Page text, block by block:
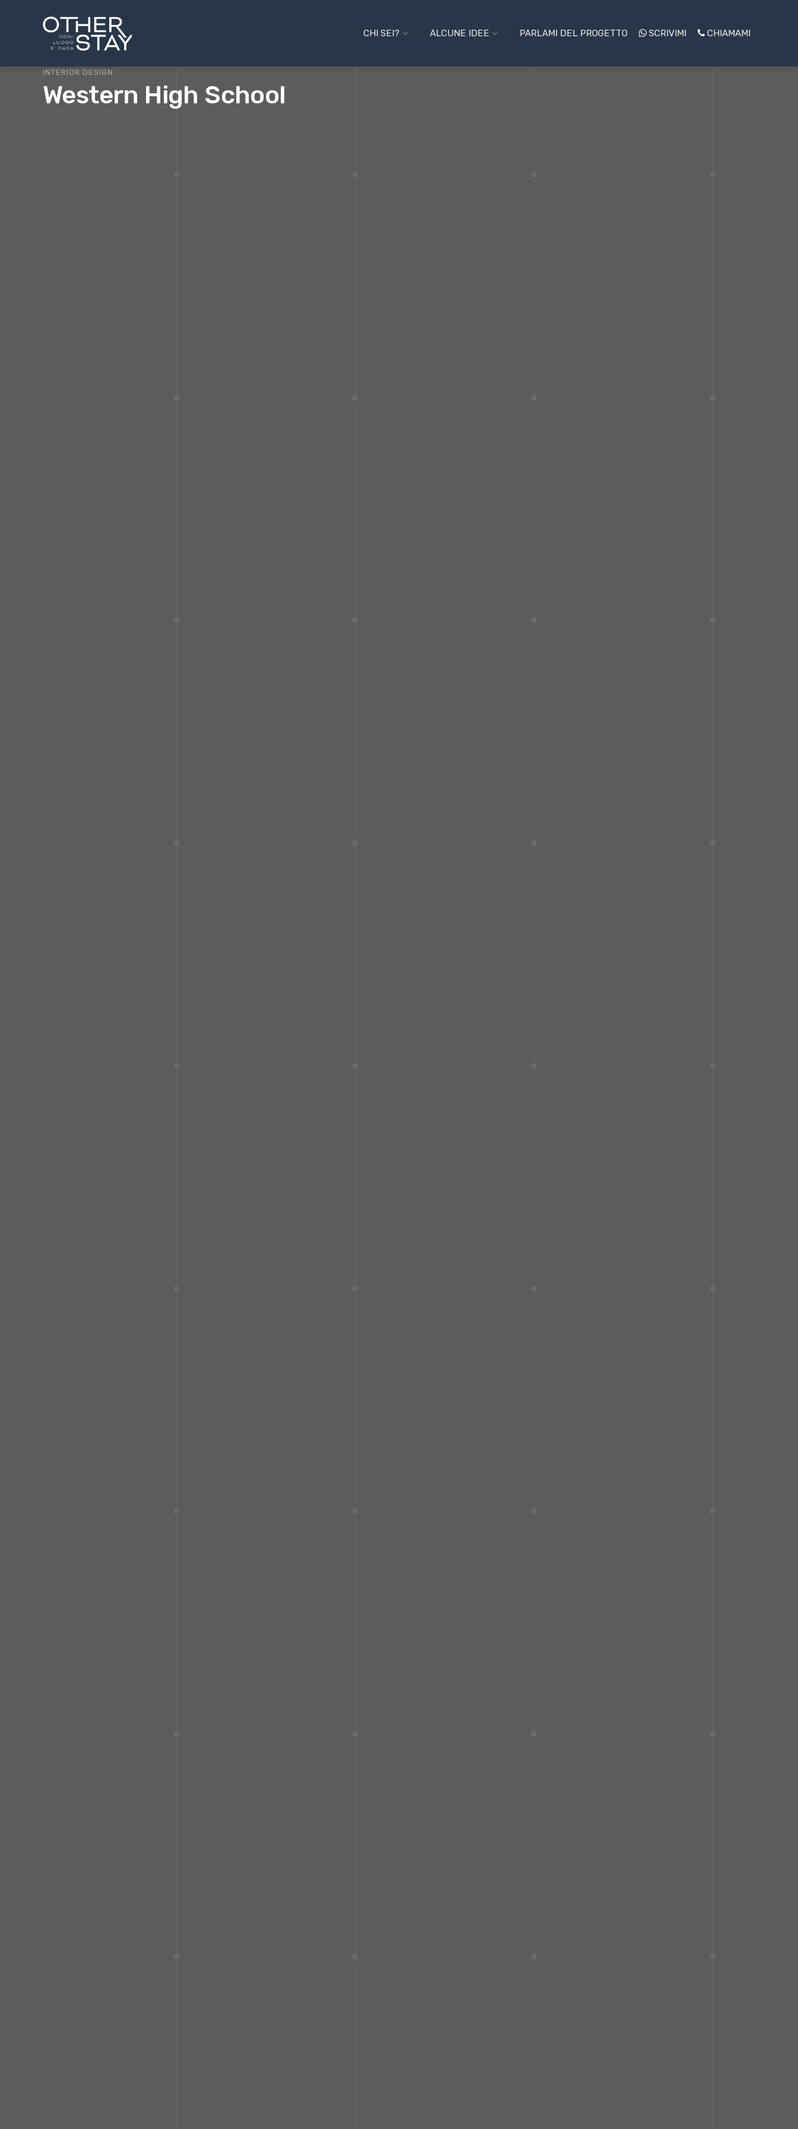
CHI SEI? ALCUNE IDEE PARLAMI DEL PROGETTO SCRIVIMI CHIAMAMI
INTERIOR DESIGN
Western High School